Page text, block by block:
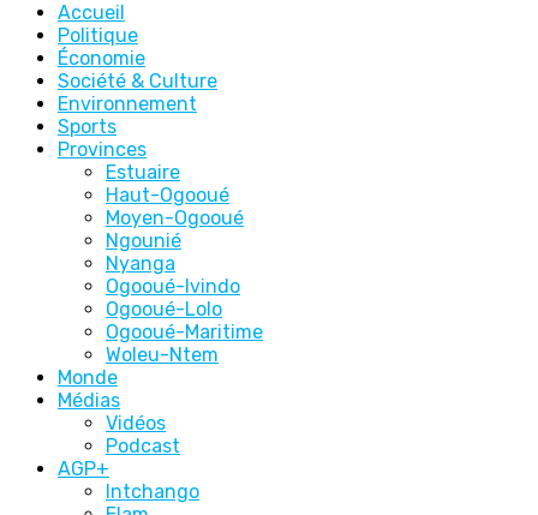
Accueil
Politique
Économie
Société & Culture
Environnement
Sports
Provinces
Estuaire
Haut-Ogooué
Moyen-Ogooué
Ngounié
Nyanga
Ogooué-Ivindo
Ogooué-Lolo
Ogooué-Maritime
Woleu-Ntem
Monde
Médias
Vidéos
Podcast
AGP+
Intchango